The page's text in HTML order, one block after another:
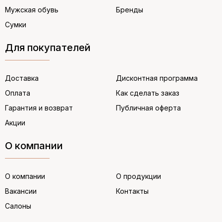
Мужская обувь
Сумки
Бренды
Для покупателей
Доставка
Оплата
Гарантия и возврат
Акции
Дисконтная программа
Как сделать заказ
Публичная оферта
О компании
О компании
Вакансии
Салоны
О продукции
Контакты